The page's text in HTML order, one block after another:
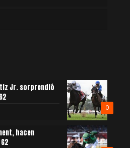
0
Jr. sorprendió
hacen